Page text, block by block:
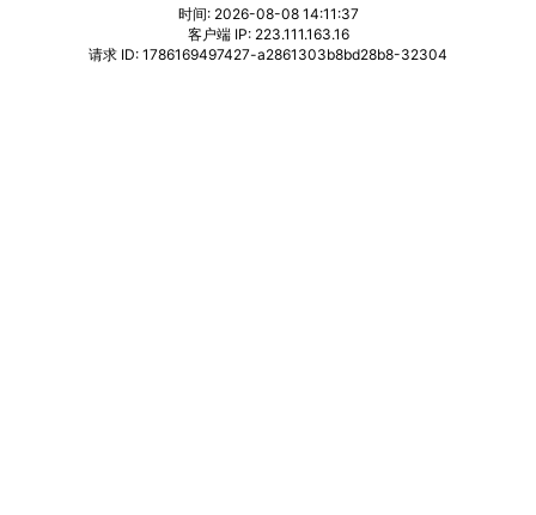
时间: 2026-08-08 14:11:37
客户端 IP: 223.111.163.16
请求 ID: 1786169497427-a2861303b8bd28b8-32304